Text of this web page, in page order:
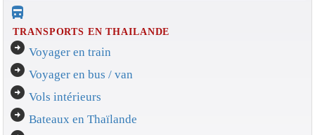
directions_bus_filled
TRANSPORTS EN THAILANDE
arrow_circle_right Voyager en train
arrow_circle_right Voyager en bus / van
arrow_circle_right Vols intérieurs
arrow_circle_right Bateaux en Thaïlande